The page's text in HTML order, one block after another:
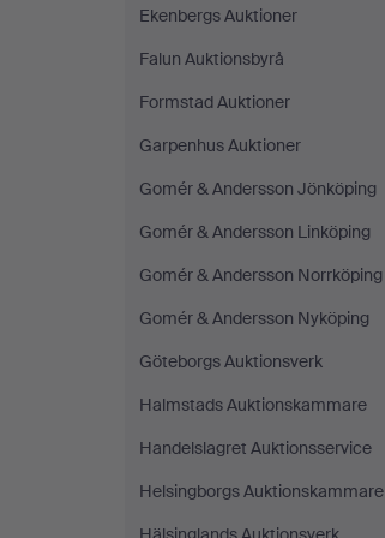
Ekenbergs Auktioner
Falun Auktionsbyrå
Formstad Auktioner
Garpenhus Auktioner
Gomér & Andersson Jönköping
Gomér & Andersson Linköping
Gomér & Andersson Norrköping
Gomér & Andersson Nyköping
Göteborgs Auktionsverk
Halmstads Auktionskammare
Handelslagret Auktionsservice
Helsingborgs Auktionskammare